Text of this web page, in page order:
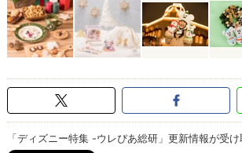
「ディズニー特集 -ウレぴあ総研」更新情報が受